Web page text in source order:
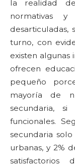
la realidad
normativas
turno, con
existen algunas
ofrecen
pequeño
mayoría de
secundaria,
funcionales.
secundaria
urbanas, y 2%